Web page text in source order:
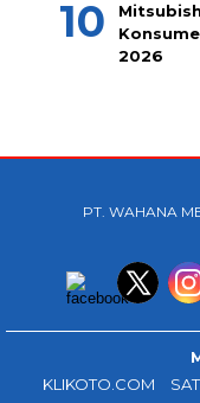
2026
PT. WAHANA
KLIKOTO.COM